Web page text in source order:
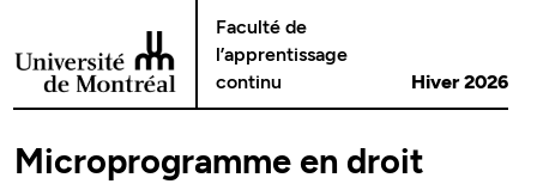
Faculté de
l’apprentissage
continu
Hiver 2026
Microprogramme en droit